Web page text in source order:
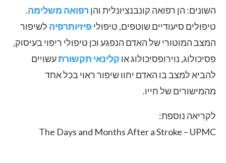
השונים: הן רפואה קונבנציונלית והן רפואה משלימה.
טיפולים סיעודיים שוטפים, טיפולי פיזיותרפיה לשיפור
המצב המוטורי של האדם הנפגע וכן טיפולי ריפוי בעיסוק,
פסיכולוג, נוירופסיכולוג או קלינאי תקשורתעשויים
להביא למצב בו האדם יחוו שיפור ראוי בכל אחד
מהמישורים של חייו.
לקריאה נוספת:
The Days and Months After a Stroke – UPMC